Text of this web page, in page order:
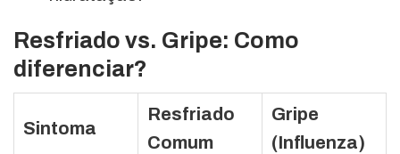
Resfriado vs. Gripe: Como
diferenciar?
Sintoma
Resfriado
Comum
Gripe
(Influenza)